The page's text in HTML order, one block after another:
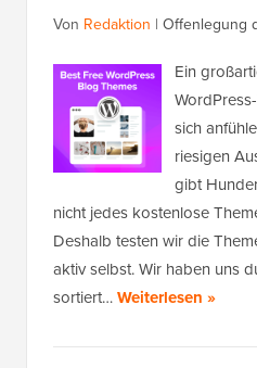
Von Redaktion | Offenlegung
Ein
sich
riesigen
gibt
nicht jedes kostenlose
Deshalb testen wir die
aktiv selbst. Wir haben uns
sortiert…Weiterlesen »